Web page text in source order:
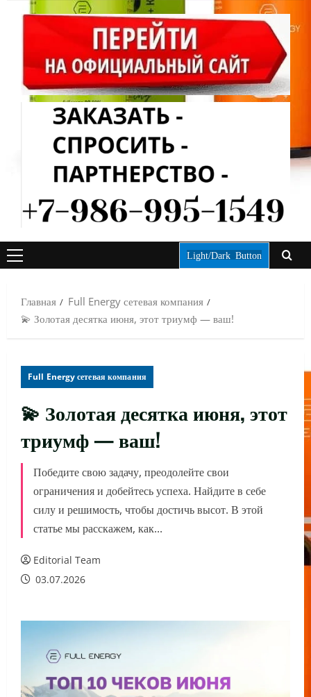
ОСНОВНОЕ
Light/Dark Button
Главная
Full Energy сетевая компания
💫 Золотая десятка июня, этот триумф — ваш!
Full Energy сетевая компания
💫 Золотая десятка июня, этот
триумф — ваш!
Победите свою задачу, преодолейте свои
ограничения и добейтесь успеха. Найдите в себе
силу и решимость, чтобы достичь высот. В этой
статье мы расскажем, как...
Editorial Team
03.07.2026